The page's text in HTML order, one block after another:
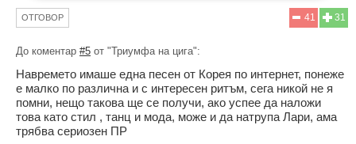
31
41
ОТГОВОР
До коментар #5 от "Триумфа на цига":
Навремето имаше една песен от Корея по интернет, понеже
е малко по различна и с интересен ритъм, сега никой не я
помни, нещо такова ще се получи, ако успее да наложи
това като стил , танц и мода, може и да натрупа Лари, ама
трябва сериозен ПР